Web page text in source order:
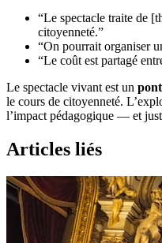
“Le spectacle traite de
citoyenneté.”
“On pourrait organiser
“Le coût est partagé
Le spectacle vivant est un
le cours de citoyenneté.
l’impact pédagogique — et
Articles liés